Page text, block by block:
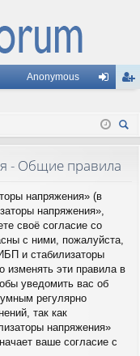
Anonymous
д ис
- Общие правила
напряжения» (в
напряжения»,
своё согласие со
с ними, пожалуйста,
и стабилизаторы
изменять эти правила в
уведомить вас об
регулярно
так как
напряжения»
ваше согласие с